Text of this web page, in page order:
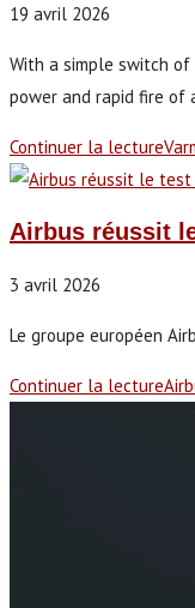
19 avril 2026
With a simple switch
power and rapid fire of
Continuer la lecture
Airbus réussit
3 avril 2026
Le groupe européen
Continuer la lecture